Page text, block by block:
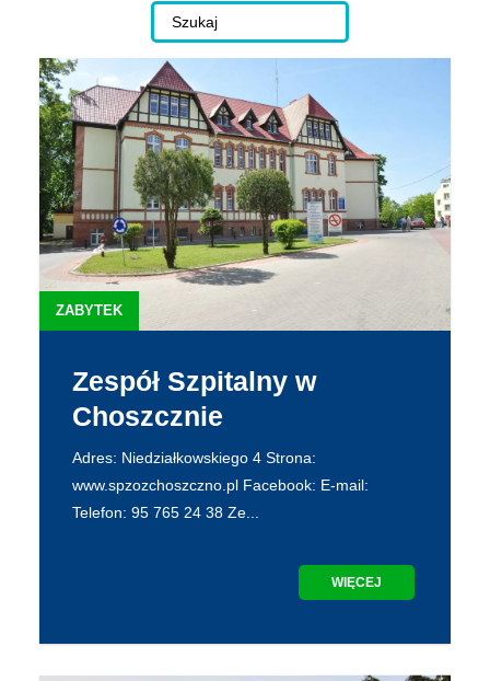
ZABYTEK
Zespół Szpitalny w
Choszcznie
Adres: Niedziałkowskiego 4 Strona:
www.spzozchoszczno.pl Facebook: E-mail:
Telefon: 95 765 24 38 Ze...
WIĘCEJ